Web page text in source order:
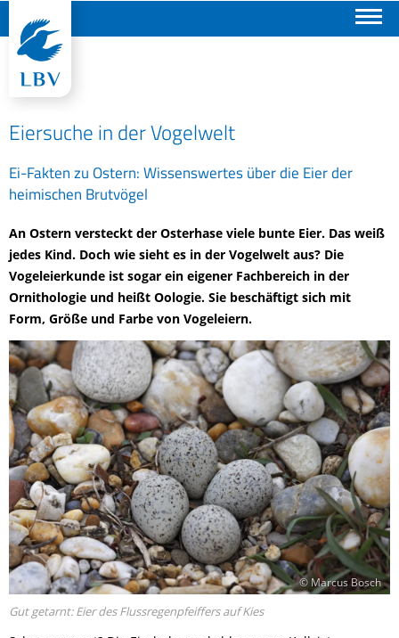
Eiersuche in der Vogelwelt
Ei-Fakten zu Ostern: Wissenswertes über die Eier der
heimischen Brutvögel
An Ostern versteckt der Osterhase viele bunte Eier. Das weiß
jedes Kind. Doch wie sieht es in der Vogelwelt aus? Die
Vogeleierkunde ist sogar ein eigener Fachbereich in der
Ornithologie und heißt Oologie. Sie beschäftigt sich mit
Form, Größe und Farbe von Vogeleiern.
© Marcus Bosch
Gut getarnt: Eier des Flussregenpfeiffers auf Kies